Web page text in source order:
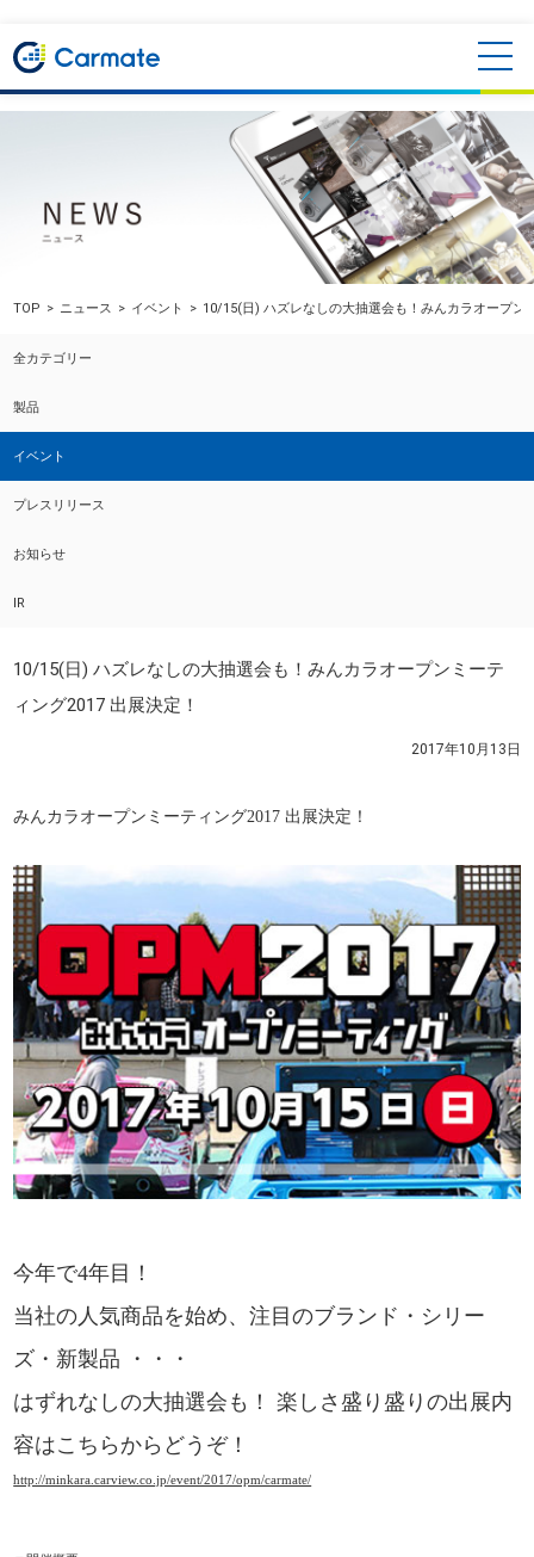
TOP ニュース イベント 10/15(日) ハズレなしの大抽選会も！みんカラオープン
全カテゴリー
製品
イベント
プレスリリース
お知らせ
IR
10/15(日) ハズレなしの大抽選会も！みんカラオープンミーテ
ィング2017 出展決定！
2017年10月13日
みんカラオープンミーティング2017 出展決定 ！
今年で4年目！
当社の人気商品を始め、注目のブランド・シリー
ズ・新製品 ・・・
はずれなしの大抽選会も！楽しさ盛り盛りの出展内
容はこちらからどうぞ！
http://minkara.carview.co.jp/event/2017/opm/carmate/